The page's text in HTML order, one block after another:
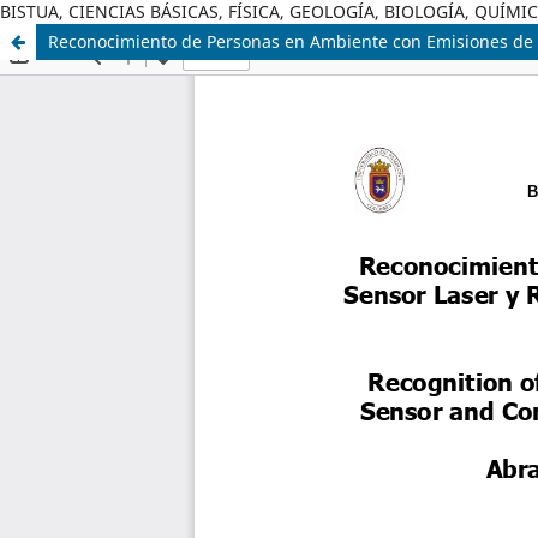
BISTUA, CIENCIAS BÁSICAS, FÍSICA, GEOLOGÍA, BIOLOGÍA,
Reconocimiento de Personas en Ambiente con Emisiones